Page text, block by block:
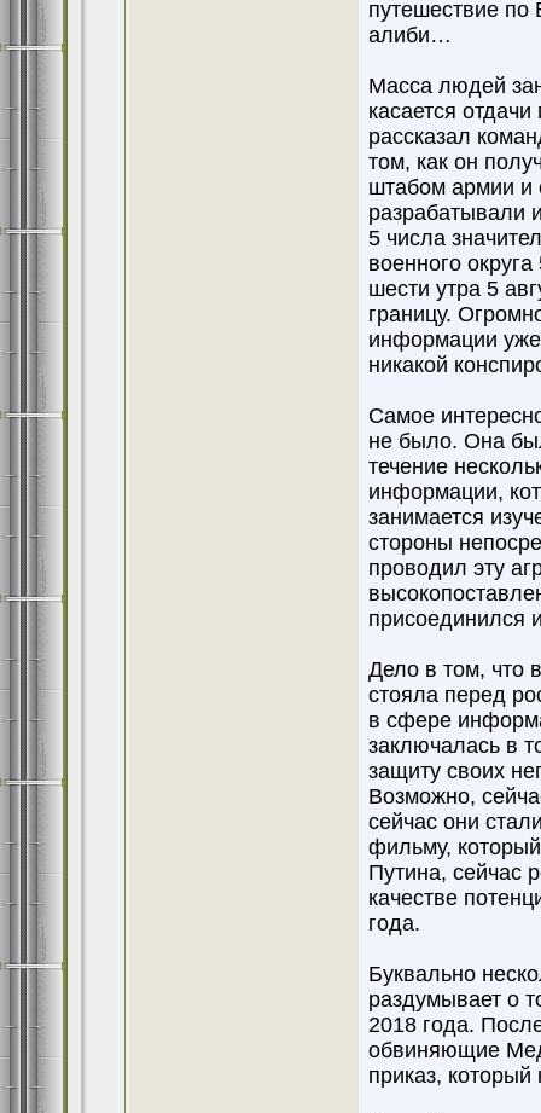
путешествие по
алиби…
Масса людей
касается
рассказал
том, как он
штабом армии и
разрабатывали
5 числа
военного
шести утра 5
границу.
информации уже
никакой
Самое
не было. Она
течение
информации,
занимается
стороны
проводил эту
присоединился
Дело в том, что
стояла перед
в сфере
заключалась в
защиту своих
Возможно,
сейчас они
фильму,
Путина, сейчас
качестве
года.
Буквально
раздумывает о
2018 года.
обвиняющие
приказ,